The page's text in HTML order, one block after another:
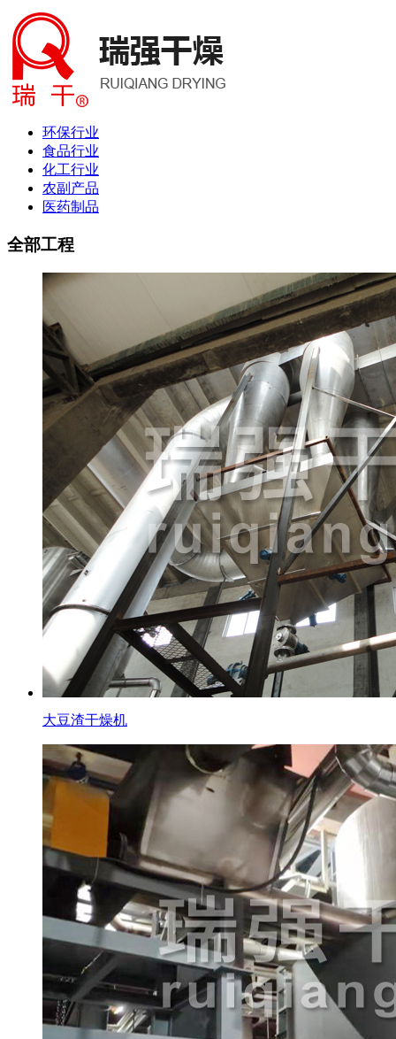
环保行业
食品行业
化工行业
农副产品
医药制品
全部工程
大豆渣干燥机